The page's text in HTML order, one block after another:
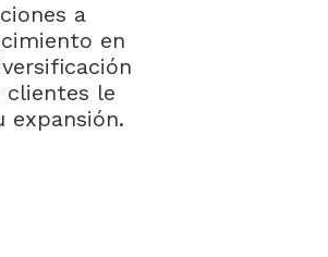
a
en
clientes le
expansión.